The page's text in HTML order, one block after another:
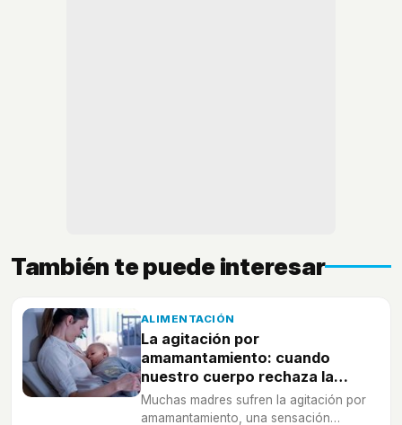
También te puede interesar
ALIMENTACIÓN
La agitación por
amamantamiento: cuando
nuestro cuerpo rechaza la
lactancia
Muchas madres sufren la agitación por
amamantamiento, una sensación